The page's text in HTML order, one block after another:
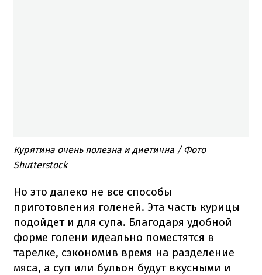
Курятина очень полезна и диетична / Фото
Shutterstock
Но это далеко не все способы
приготовления голеней. Эта часть курицы
подойдет и для супа. Благодаря удобной
форме голени идеально поместятся в
тарелке, сэкономив время на разделение
мяса, а суп или бульон будут вкусными и